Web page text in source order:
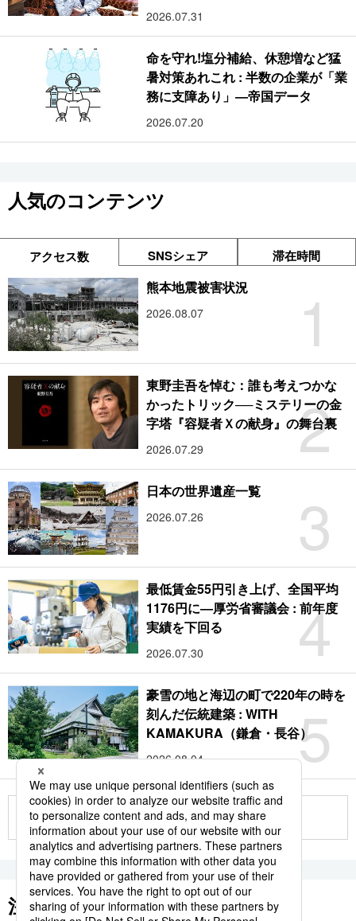
2026.07.31
命を守れ!塩分補給、休憩増など猛
暑対策あれこれ : 半数の企業が「業
務に支障あり」―帝国データ
2026.07.20
人気のコンテンツ
アクセス数 SNSシェア 滞在時間
1
熊本地震被害状況
2026.08.07
2
東野圭吾を悼む：誰も考えつかな
かったトリック──ミステリーの金
字塔『容疑者Ｘの献身』の舞台裏
2026.07.29
3
日本の世界遺産一覧
2026.07.26
4
最低賃金55円引き上げ、全国平均
1176円に―厚労省審議会 : 前年度
実績を下回る
2026.07.30
5
豪雪の地と海辺の町で220年の時を
刻んだ伝統建築 : WITH
KAMAKURA（鎌倉・長谷）
2026.08.04
もっと見る
注目のキーワード